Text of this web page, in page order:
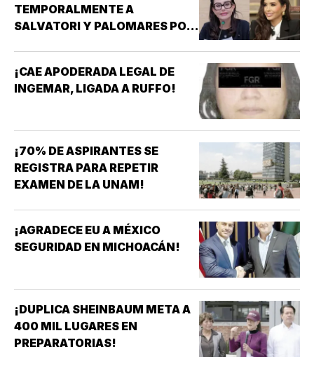
TEMPORALMENTE A
SALVATORI Y PALOMARES POR
¡CAE APODERADA LEGAL DE
INGEMAR, LIGADA A RUFFO!
¡70% DE ASPIRANTES SE
REGISTRA PARA REPETIR
EXAMEN DE LA UNAM!
¡AGRADECE EU A MÉXICO
SEGURIDAD EN MICHOACÁN!
¡DUPLICA SHEINBAUM META A
400 MIL LUGARES EN
PREPARATORIAS!